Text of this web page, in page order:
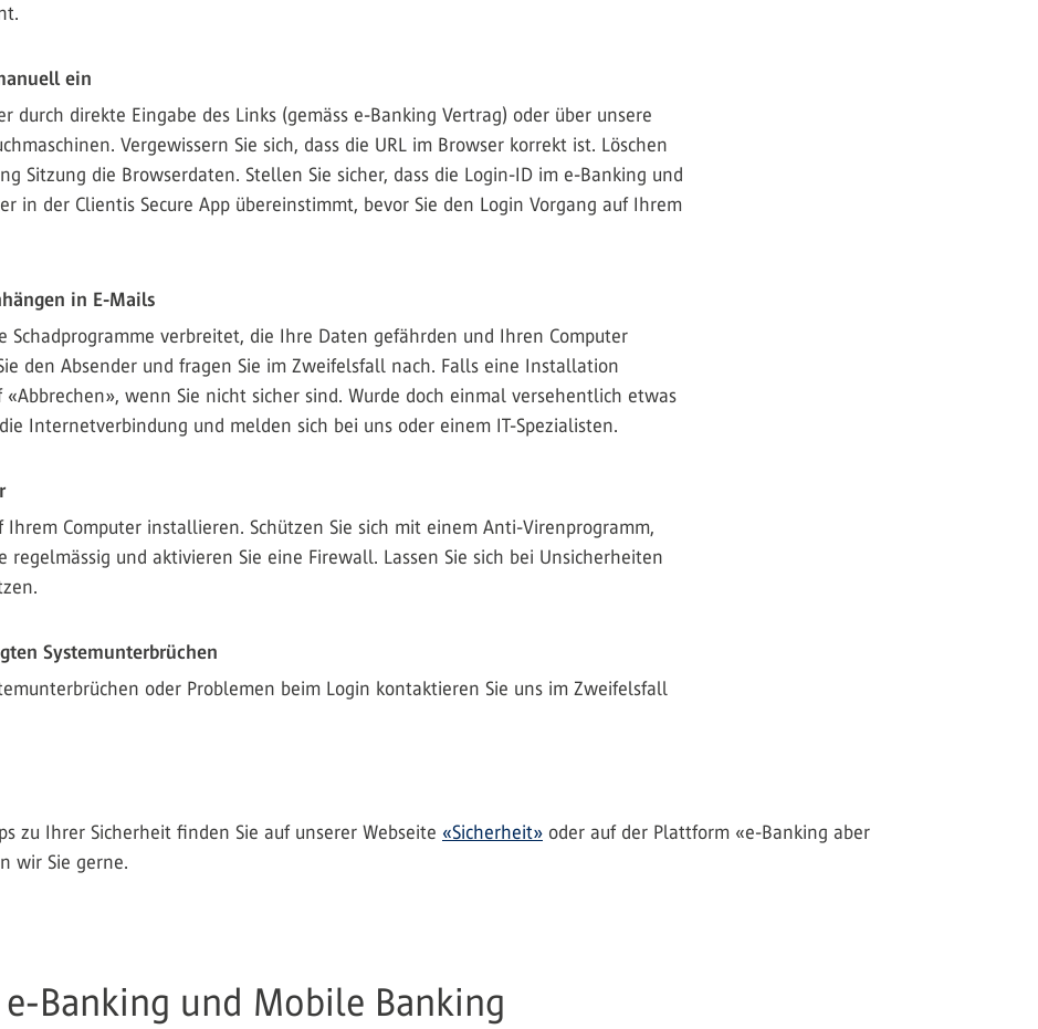
ein
durch direkte Eingabe des Links (gemäss e-Banking Vertrag) oder über unsere
Vergewissern Sie sich, dass die URL im Browser korrekt ist. Löschen
Sitzung die Browserdaten. Stellen Sie sicher, dass die Login-ID im e-Banking und
in der Clientis Secure App übereinstimmt, bevor Sie den Login Vorgang auf Ihrem
in E-Mails
Schadprogramme verbreitet, die Ihre Daten gefährden und Ihren Computer
den Absender und fragen Sie im Zweifelsfall nach. Falls eine Installation
wenn Sie nicht sicher sind. Wurde doch einmal versehentlich etwas
Internetverbindung und melden sich bei uns oder einem IT-Spezialisten.
Ihrem Computer installieren. Schützen Sie sich mit einem Anti-Virenprogramm,
regelmässig und aktivieren Sie eine Firewall. Lassen Sie sich bei Unsicherheiten
Systemunterbrüchen
oder Problemen beim Login kontaktieren Sie uns im Zweifelsfall
zu Ihrer Sicherheit finden Sie auf unserer Webseite «Sicherheit» oder auf der Plattform «e-Banking aber
wir Sie gerne.
Banking und Mobile Banking